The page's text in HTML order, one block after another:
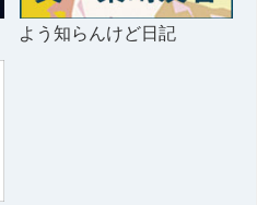
よう知らんけど日記